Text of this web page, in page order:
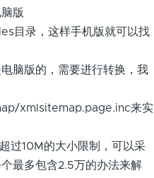
版
目录，这样手机版就可以找
脑版的，需要进行转换，我
xmlsitemap.page.inc来实
过10M的大小限制，可以采
最多包含2.5万的办法来解